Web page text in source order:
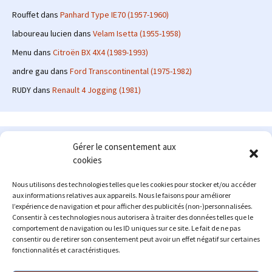
Gérer le consentement aux
cookies
Nous utilisons des technologies telles que les cookies pour stocker et/ou accéder
aux informations relatives aux appareils. Nous le faisons pour améliorer
l’expérience de navigation et pour afficher des publicités (non-)personnalisées.
Consentir à ces technologies nous autorisera à traiter des données telles que le
comportement de navigation ou les ID uniques sur ce site. Le fait de ne pas
consentir ou de retirer son consentement peut avoir un effet négatif sur certaines
fonctionnalités et caractéristiques.
Rouffetdans Panhard Type IE70 (1957-1960)
laboureau lucien dans Velam Isetta (1955-1958)
Menu dans Citroën BX 4X4 (1989-1993)
andre gau dans Ford Transcontinental (1975-1982)
RUDYdans Renault 4 Jogging (1981)
Le site en quelques mots
: passionné d'automobile ancienne depuis de
nombreuses années, j'ai commencé à partager ma passion sur
internet à partir de 2009 au travers d'un blog qui a connu un relatif
succès. Fin 2013, je décide de prendre mon autonomie et me lancer
avec mon propre site : l'Automobile Ancienne.
Me contacter : alex(at)lautomobileancienne.com